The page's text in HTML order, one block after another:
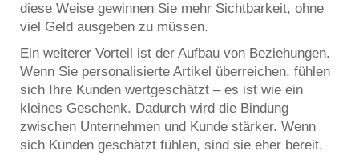
diese Weise gewinnen Sie mehr Sichtbarkeit, ohne
viel Geld ausgeben zu müssen.
Ein weiterer Vorteil ist der Aufbau von Beziehungen.
Wenn Sie personalisierte Artikel überreichen, fühlen
sich Ihre Kunden wertgeschätzt – es ist wie ein
kleines Geschenk. Dadurch wird die Bindung
zwischen Unternehmen und Kunde stärker. Wenn
sich Kunden geschätzt fühlen, sind sie eher bereit,